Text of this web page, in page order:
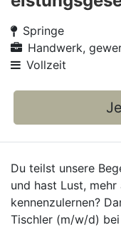
Springe
Handwerk,
Vollzeit
Du teilst unsere
und hast Lust,
kennenzulernen?
Tischler (m/w/d)